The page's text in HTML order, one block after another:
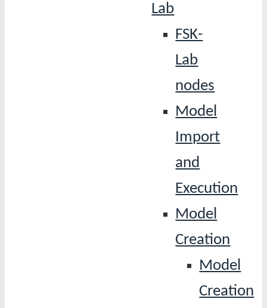
Lab
FSK-
Lab
nodes
Model
Import
and
Execution
Model
Creation
Model
Creation